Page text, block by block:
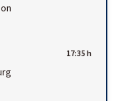
17:35 h